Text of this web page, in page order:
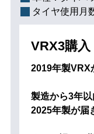
タイヤ使用月
VRX3購入
2019年製VRX
製造から3年以
2025年製が届